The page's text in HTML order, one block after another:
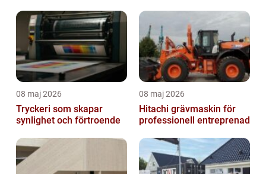
08 maj 2026
Tryckeri som skapar
synlighet och förtroende
08 maj 2026
Hitachi grävmaskin för
professionell entreprenad